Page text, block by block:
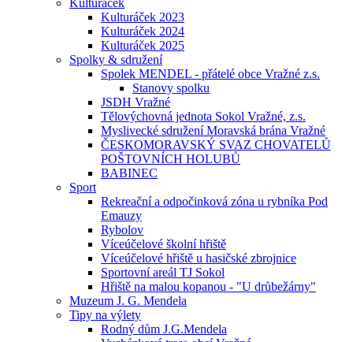
Kulturáček
Kulturáček 2023
Kulturáček 2024
Kulturáček 2025
Spolky & sdružení
Spolek MENDEL - přátelé obce Vražné z.s.
Stanovy spolku
JSDH Vražné
Tělovýchovná jednota Sokol Vražné, z.s.
Myslivecké sdružení Moravská brána Vražné
ČESKOMORAVSKÝ SVAZ CHOVATELŮ
POŠTOVNÍCH HOLUBŮ
BABINEC
Sport
Rekreační a odpočinková zóna u rybníka Pod
Emauzy
Rybolov
Víceúčelové školní hřiště
Víceúčelové hřiště u hasičské zbrojnice
Sportovní areál TJ Sokol
Hřiště na malou kopanou - "U drůbežárny"
Muzeum J. G. Mendela
Tipy na výlety
Rodný dům J.G.Mendela